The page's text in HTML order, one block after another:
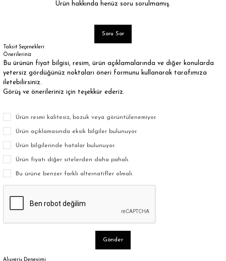
Ürün hakkında henüz soru sorulmamış.
Soru Sor
Taksit Seçenekleri
Önerileriniz
Bu ürünün fiyat bilgisi, resim, ürün açıklamalarında ve diğer konularda
yetersiz gördüğünüz noktaları öneri formunu kullanarak tarafımıza
iletebilirsiniz.
Görüş ve önerileriniz için teşekkür ederiz.
Ürün resmi kalitesiz, bozuk veya görüntülenemiyor.
Ürün açıklamasında eksik bilgiler bulunuyor.
Ürün bilgilerinde hatalar bulunuyor.
Ürün fiyatı diğer sitelerden daha pahalı.
Bu ürüne benzer farklı alternatifler olmalı.
Gönder
Alışveriş Deneyimi